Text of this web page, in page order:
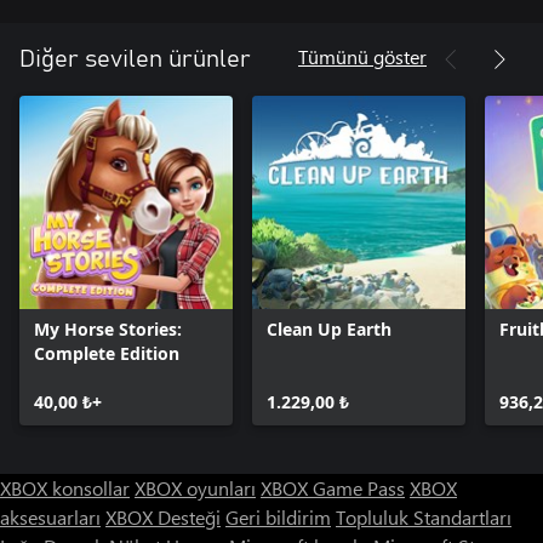
Diğer sevilen ürünler Tümünü göster
My Horse Stories:
Complete Edition
40,00 ₺+
Clean Up Earth
1.229,00 ₺
XBOX konsollarXBOX oyunları XBOX Game Pass XBOX
aksesuarları XBOX Desteği Geri bildirim Topluluk Standartları